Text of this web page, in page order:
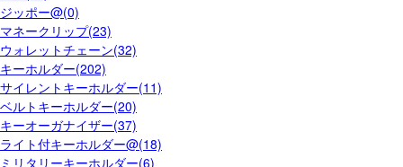
ジッポー@(0)
マネークリップ(23)
ウォレットチェーン(32)
キーホルダー(202)
サイレントキーホルダー(11)
ベルトキーホルダー(20)
キーオーガナイザー(37)
ライト付キーホルダー@(18)
ミリタリーキーホルダー(6)